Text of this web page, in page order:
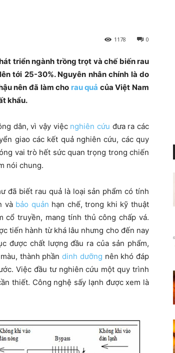
0
1178
triển ngành trồng trọt và chế biến rau
tới 25-30%. Nguyên nhân chính là do
nên đã làm cho rau quả của Việt Nam
khẩu.
dân, vì vậy việc nghiên cứu đưa ra các
giao các kết quả nghiên cứu, các quy
vai trò hết sức quan trọng trong chiến
nói chung.
đã biết rau quả là loại sản phẩm có tính
và bảo quản hạn chế, trong khi kỹ thuật
cổ truyền, mang tính thủ công chấp vá.
tiến hành từ khá lâu nhưng cho đến nay
được chất lượng đầu ra của sản phẩm,
thành phần dinh dưỡng nên khó đáp
Việc đầu tư nghiên cứu một quy trình
thiết. Công nghệ sấy lạnh được xem là